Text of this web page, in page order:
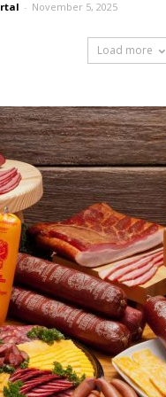
- November 5, 2025
Load more